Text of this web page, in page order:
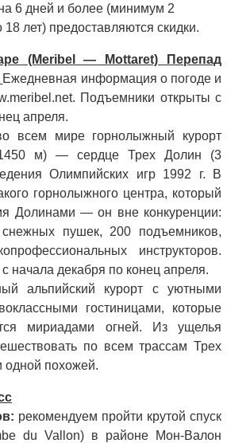
6 дней и более (минимум 2
лет) предоставляются скидки.
(Meribel — Mottaret) Перепад
Ежедневная информация о погоде и
Подъемники открыты с
апреля.
всем мире горнолыжный курорт
м) — сердце Трех Долин (3
Олимпийских игр 1992 г. В
горнолыжного центра, который
Долинами — он вне конкуренции:
пушек, 200 подъемников,
инструкторов.
начала декабря по конец апреля.
альпийский курорт с уютными
гостиницами, которые
мириадами огней. Из ущелья
по всем трассам Трех
одной похожей.
рекомендуем пройти крутой спуск
du Vallon) в районе Мон-Валон